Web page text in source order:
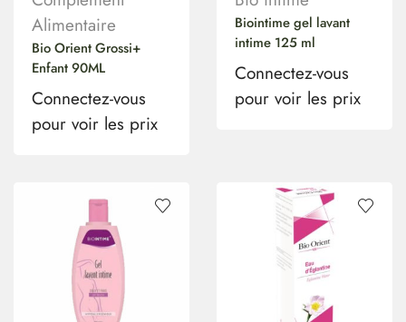
Alimentaire
Bio Orient Grossi+
Enfant 90ML
Connectez-vous
pour voir les prix
Biointime gel lavant
intime 125 ml
Connectez-vous
pour voir les prix